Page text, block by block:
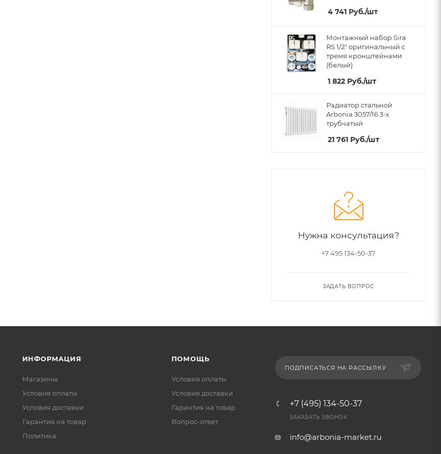
4 741 Руб./шт
Монтажный набор Sira
RS 1/2" оригинальный c
тремя кронштейнами
(белый)
1 822 Руб./шт
Радиатор стальной
Arbonia 3057/16 3-х
трубчатый
21 761 Руб./шт
Нужна консультация?
+7 495 134-50-37
ЗАДАТЬ ВОПРОС
ИНФОРМАЦИЯ
Магазины
Условия оплаты
Условия доставки
Гарантия на товар
Политика
ПОМОЩЬ
Условия оплаты
Условия доставки
Гарантия на товар
Вопрос-ответ
ПОДПИСАТЬСЯ НА РАССЫЛКУ
+7 (495) 134-50-37
ЗАКАЗАТЬ ЗВОНОК
info@arbonia-market.ru